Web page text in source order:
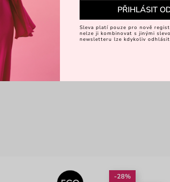
-28%
PŘIHLÁSIT
Sleva platí pouze pro nově
nelze ji kombinovat s jinými
newsletteru lze kdykoliv